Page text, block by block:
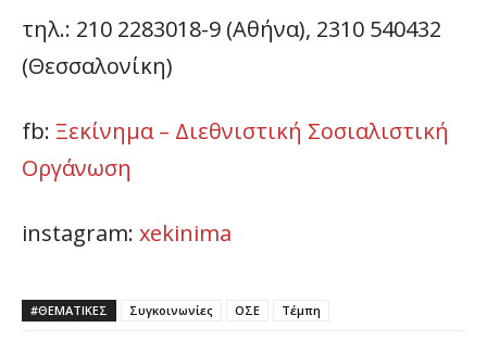
τηλ.: 210 2283018-9 (Αθήνα), 2310 540432
(Θεσσαλονίκη)
fb: Ξεκίνημα – Διεθνιστική Σοσιαλιστική
Οργάνωση
instagram: xekinima
#ΘΕΜΑΤΙΚΈΣ Συγκοινωνίες ΟΣΕ Τέμπη